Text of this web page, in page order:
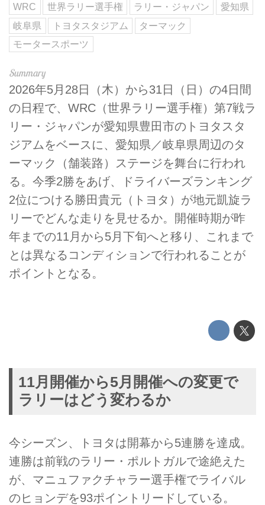
WRC 世界ラリー選手権 ラリー・ジャパン
愛知県
岐阜県
トヨタスタジアム
ターマック
モータースポーツ
2026年5月28日（木）から31日（日）の4日間
の日程で、WRC（世界ラリー選手権）第7戦ラ
リー・ジャパンが愛知県豊田市のトヨタスタ
ジアムをベースに、愛知県／岐阜県周辺のタ
ーマック（舗装路）ステージを舞台に行われ
る。今季2勝をあげ、ドライバーズランキング
2位につける勝田貴元（トヨタ）が地元凱旋ラ
リーでどんな走りを見せるか。開催時期が昨
年までの11月から5月下旬へと移り、これまで
とは異なるコンディションで行われることが
ポイントとなる。
11月開催から5月開催への変更で
ラリーはどう変わるか
今シーズン、トヨタは開幕から5連勝を達成。
連勝は前戦のラリー・ポルトガルで途絶えた
が、マニュファクチャラー選手権でライバル
のヒョンデを93ポイントリードしている。